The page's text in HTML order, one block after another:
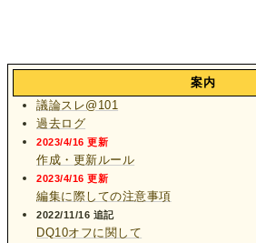
案内
議論スレ@101
過去ログ
2023/4/16 更新
作成・更新ルール
2023/4/16 更新
編集に際しての注意事項
2022/11/16 追記
DQ10オフに関して